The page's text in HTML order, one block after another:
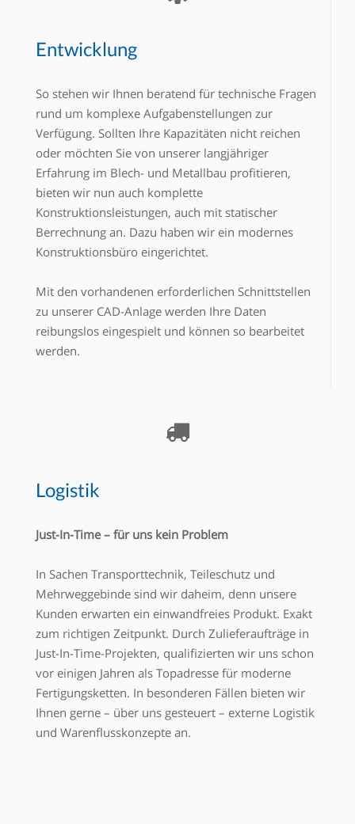
Entwicklung
So stehen wir Ihnen beratend für technische Fragen
rund um komplexe Aufgabenstellungen zur
Verfügung. Sollten Ihre Kapazitäten nicht reichen
oder möchten Sie von unserer langjähriger
Erfahrung im Blech- und Metallbau profitieren,
bieten wir nun auch komplette
Konstruktionsleistungen, auch mit statischer
Berrechnung an. Dazu haben wir ein modernes
Konstruktionsbüro eingerichtet.
Mit den vorhandenen erforderlichen Schnittstellen
zu unserer CAD-Anlage werden Ihre Daten
reibungslos eingespielt und können so bearbeitet
werden.
Logistik
Just-In-Time – für uns kein Problem
In Sachen Transporttechnik, Teileschutz und
Mehrweggebinde sind wir daheim, denn unsere
Kunden erwarten ein einwandfreies Produkt. Exakt
zum richtigen Zeitpunkt. Durch Zulieferaufträge in
Just-In-Time-Projekten, qualifizierten wir uns schon
vor einigen Jahren als Topadresse für moderne
Fertigungsketten. In besonderen Fällen bieten wir
Ihnen gerne – über uns gesteuert – externe Logistik
und Warenflusskonzepte an.